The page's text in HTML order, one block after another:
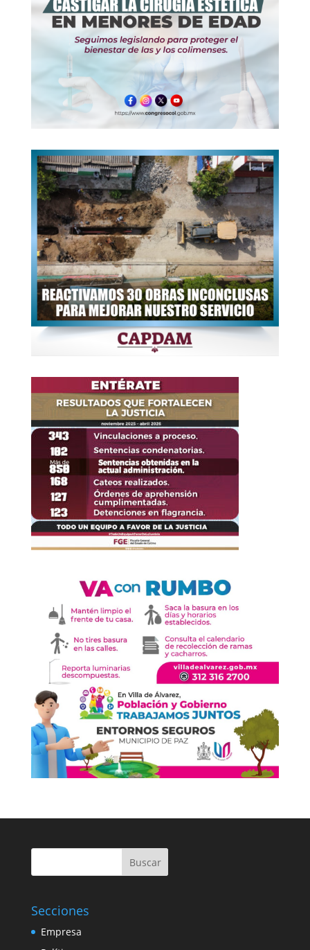
Buscar
Secciones
Empresa